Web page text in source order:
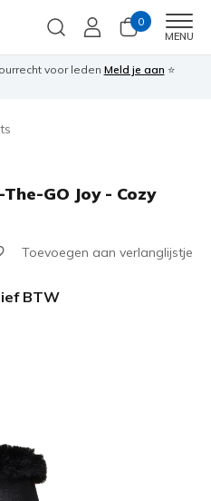
0
MENU
voor leden Meld je aan ⭐
GO Joy - Cozy
Toevoegen aan verlanglijstje
BTW